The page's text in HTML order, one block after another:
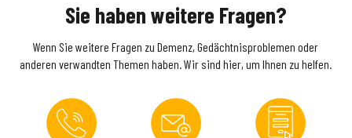
Sie haben weitere Fragen?
Wenn Sie weitere Fragen zu Demenz, Gedächtnisproblemen oder
anderen verwandten Themen haben. Wir sind hier, um Ihnen zu helfen.